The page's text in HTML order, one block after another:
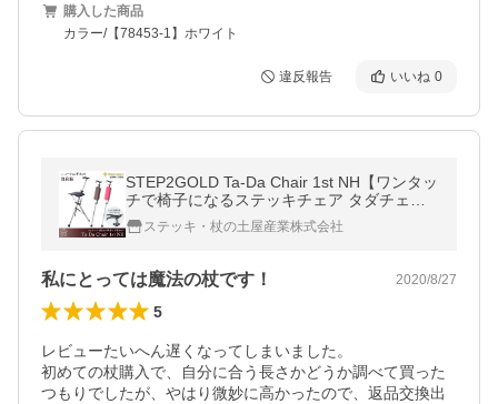
購入した商品
カラー/【78453-1】ホワイト
違反報告 いいね 0
STEP2GOLD Ta-Da Chair 1st NH【ワンタッ
チで椅子になるステッキチェア タダチェア
ー1stニューハンドル】☆ハンドル部を握り
やすくしました☆
ステッキ・杖の土屋産業株式会社
私にとっては魔法の杖です！ 2020/8/27
5
レビューたいへん遅くなってしまいました。
初めての杖購入で、自分に合う長さかどうか調べて買った
つもりでしたが、やはり微妙に高かったので、返品交換出